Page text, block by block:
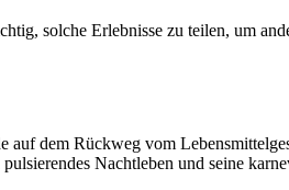
solche Erlebnisse zu teilen, um
auf dem Rückweg vom
Nachtleben und seine